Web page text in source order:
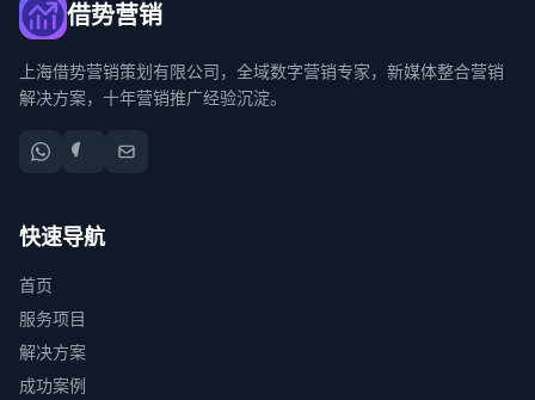
借势营销
上海借势营销策划有限公司，全域数字营销专家，新媒体整合营销
解决方案，十年营销推广经验沉淀。
快速导航
首页
服务项目
解决方案
成功案例